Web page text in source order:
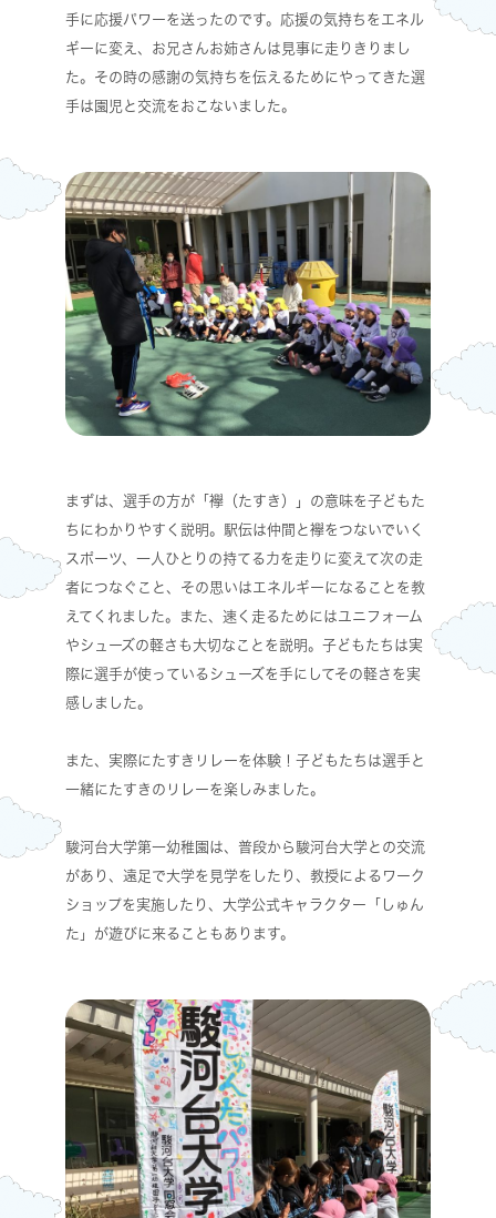
手に応援パワーを送ったのです。応援の気持ちをエネル
ギーに変え、お兄さんお姉さんは見事に走りきりまし
た。その時の感謝の気持ちを伝えるためにやってきた選
手は園児と交流をおこないました。
まずは、選手の方が「襷（たすき）」の意味を子どもた
ちにわかりやすく説明。駅伝は仲間と襷をつないでいく
スポーツ、一人ひとりの持てる力を走りに変えて次の走
者につなぐこと、その思いはエネルギーになることを教
えてくれました。また、速く走るためにはユニフォーム
やシューズの軽さも大切なことを説明。子どもたちは実
際に選手が使っているシューズを手にしてその軽さを実
感しました。
また、実際にたすきリレーを体験！子どもたちは選手と
一緒にたすきのリレーを楽しみました。
駿河台大学第一幼稚園は、普段から駿河台大学との交流
があり、遠足で大学を見学をしたり、教授によるワーク
ショップを実施したり、大学公式キャラクター「しゅん
た」が遊びに来ることもあります。